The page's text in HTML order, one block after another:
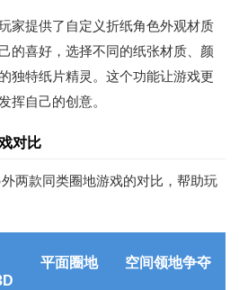
家提供了自定义折纸角色外观材质
的喜好，选择不同的纸张材质、颜
独特纸片精灵。这个功能让游戏更
挥自己的创意。
对比
两款同类圈地游戏的对比，帮助玩
平面圈地 空间领地争夺